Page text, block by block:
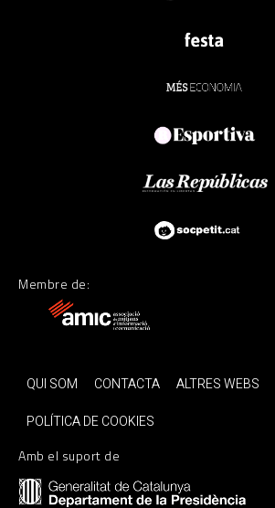
Membre de:
QUI SOM CONTACTA ALTRES WEBS
POLÍTICA DE COOKIES
Amb el suport de